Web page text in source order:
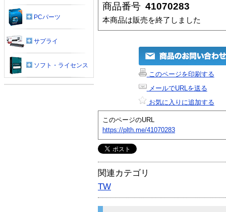
商品番号 41070283
本商品は販売を終了しました
このページを印刷する
メールでURLを送る
お気に入りに追加する
このページのURL
https://plth.me/41070283
関連カテゴリ
TW
PCパーツ
サプライ
ソフト・ライセンス